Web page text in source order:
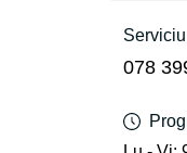
078